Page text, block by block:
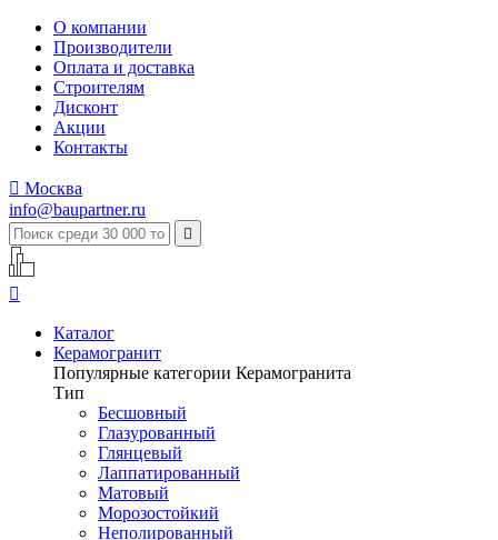
О компании
Производители
Оплата и доставка
Строителям
Дисконт
Акции
Контакты
 Москва
info@baupartner.ru


Каталог
Керамогранит
Популярные категории Керамогранита
Тип
Бесшовный
Глазурованный
Глянцевый
Лаппатированный
Матовый
Морозостойкий
Неполированный